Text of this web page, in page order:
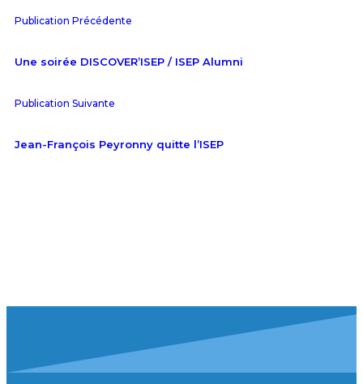
Publication Précédente
Une soirée DISCOVER’ISEP / ISEP Alumni
Publication Suivante
Jean-François Peyronny quitte l’ISEP